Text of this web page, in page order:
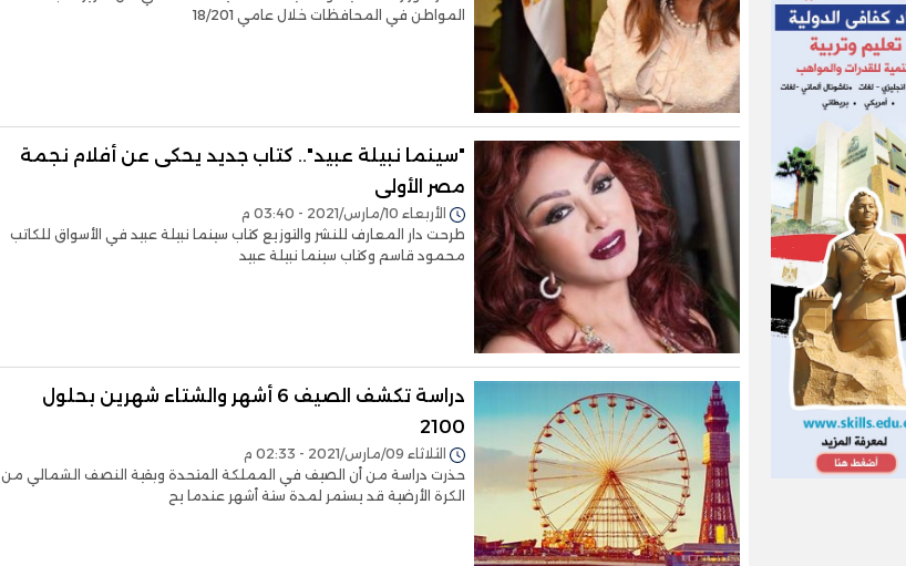
المواطن في المحافظات خلال عامي 18/201
"سينما نبيلة عبيد".. كتاب جديد يحكى عن أفلام نجمة
مصر الأولى
الأربعاء 10/مارس/2021 - 03:40 م
طرحت دار المعارف للنشر والتوزيع كتاب سينما نبيلة عبيد في الأسواق للكاتب
محمود قاسم وكتاب سينما نبيلة عبيد
دراسة تكشف الصيف 6 أشهر والشتاء شهرين بحلول
2100
الثلاثاء 09/مارس/2021 - 02:33 م
حذرت دراسة من أن الصيف في المملكة المتحدة وبقية النصف الشمالي من
الكرة الأرضية قد يستمر لمدة ستة أشهر عندما يح